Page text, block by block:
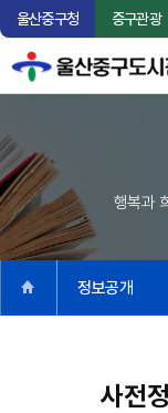
울산중구청 중구관광
행복과
정보공개
사전